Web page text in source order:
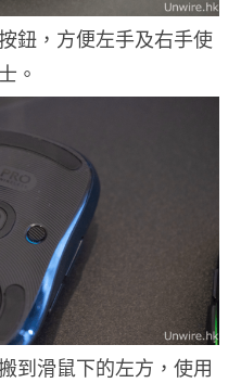
鈕，方便左手及右手使
。
到滑鼠下的左方，使用